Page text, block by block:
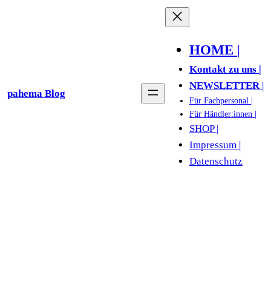
pahema Blog
HOME |
Kontakt zu uns |
NEWSLETTER |
Für Fachpersonal |
Für Händler:innen |
SHOP |
Impressum |
Datenschutz